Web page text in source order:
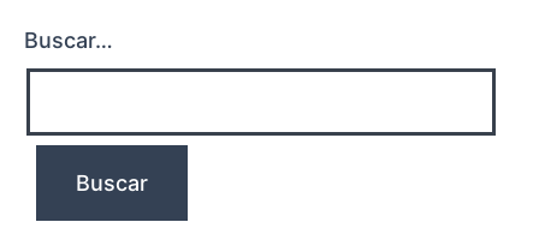
Buscar…